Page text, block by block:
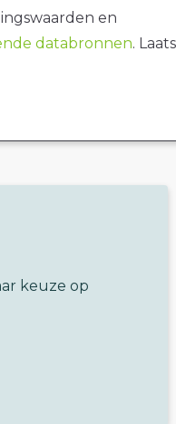
en
databronnen.
keuze op